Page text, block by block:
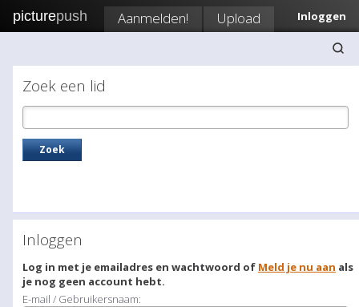
picturepush Inloggen
Aanmelden! Upload
Zoek een lid
Inloggen
Log in met je emailadres en wachtwoord of Meld je nu aan als
je nog geen account hebt.
E-mail / Gebruikersnaam: